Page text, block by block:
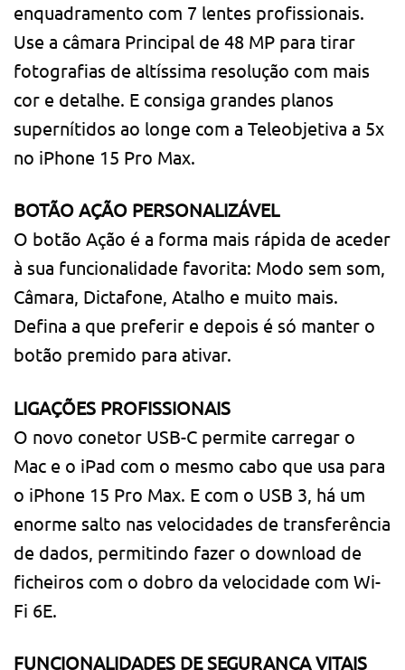
enquadramento com 7 lentes profissionais.
Use a câmara Principal de 48 MP para tirar
fotografias de altíssima resolução com mais
cor e detalhe. E consiga grandes planos
supernítidos ao longe com a Teleobjetiva a 5x
no iPhone 15 Pro Max.
BOTÃO AÇÃO PERSONALIZÁVEL
O botão Ação é a forma mais rápida de aceder
à sua funcionalidade favorita: Modo sem som,
Câmara, Dictafone, Atalho e muito mais.
Defina a que preferir e depois é só manter o
botão premido para ativar.
LIGAÇÕES PROFISSIONAIS
O novo conetor USB-C permite carregar o
Mac e o iPad com o mesmo cabo que usa para
o iPhone 15 Pro Max. E com o USB 3, há um
enorme salto nas velocidades de transferência
de dados, permitindo fazer o download de
ficheiros com o dobro da velocidade com Wi-
Fi 6E.
FUNCIONALIDADES DE SEGURANÇA VITAIS